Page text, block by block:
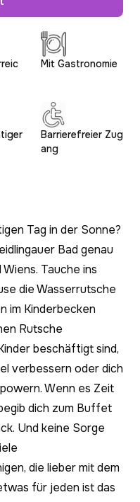
Mit Gastronomie
Barrierefreier Zug
ang
Tag in der Sonne?
Bad genau
Tauche ins
die Wasserrutsche
im Kinderbecken
Rutsche
beschäftigt sind,
verbessern oder dich
Wenn es Zeit
dich zum Buffet
Und keine Sorge
die lieber mit dem
für jeden ist das